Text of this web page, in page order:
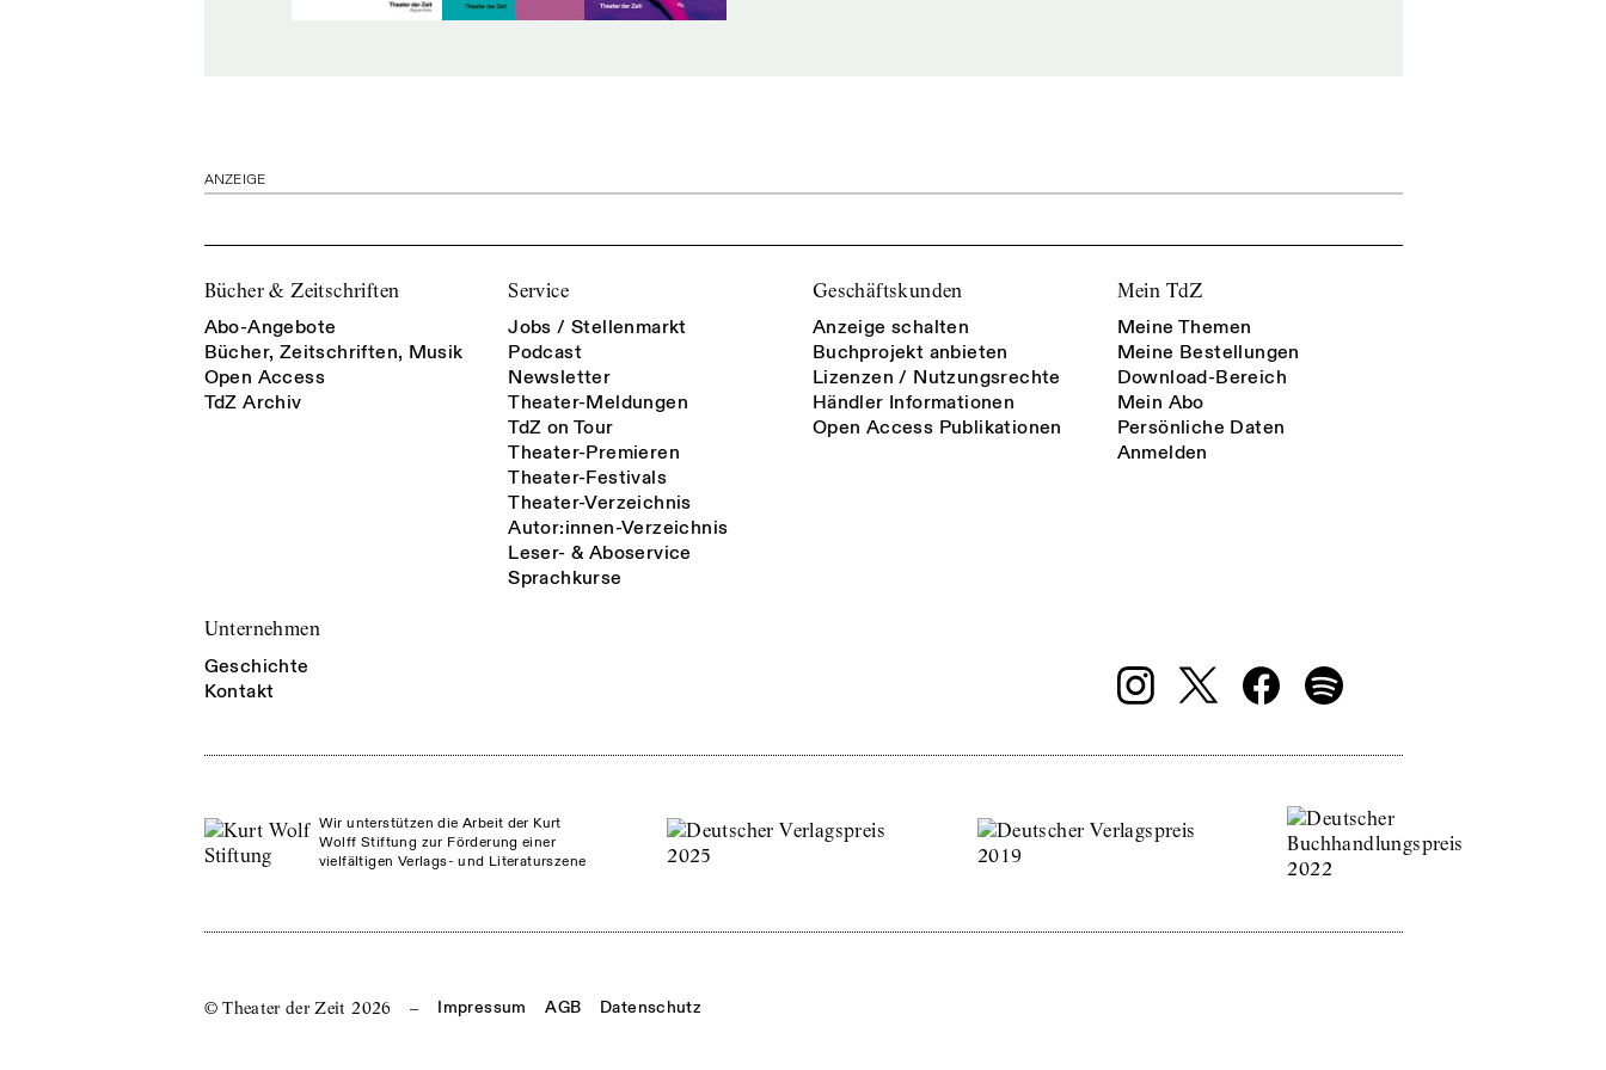
ANZEIGE
Bücher & Zeitschriften
Abo-Angebote
Bücher, Zeitschriften, Musik
Open Access
TdZ Archiv
Service
Jobs / Stellenmarkt
Podcast
Newsletter
Theater-Meldungen
TdZ on Tour
Theater-Premieren
Theater-Festivals
Theater-Verzeichnis
Autor:innen-Verzeichnis
Leser- & Aboservice
Sprachkurse
Geschäftskunden
Anzeige schalten
Buchprojekt anbieten
Lizenzen / Nutzungsrechte
Händler Informationen
Open Access Publikationen
Mein TdZ
Meine Themen
Meine Bestellungen
Download-Bereich
Mein Abo
Persönliche Daten
Anmelden
Unternehmen
Geschichte
Kontakt
Wir unterstützen die Arbeit der Kurt
Wolff Stiftung zur Förderung einer
vielfältigen Verlags- und Literaturszene
© Theater der Zeit2026 – Impressum AGB Datenschutz